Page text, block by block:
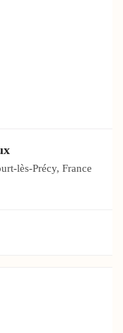
lès-Précy, France